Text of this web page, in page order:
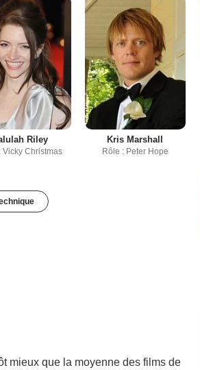
Riley
Vicky Christmas
Kris Marshall
Rôle : Peter Hope
mieux que la moyenne des films de